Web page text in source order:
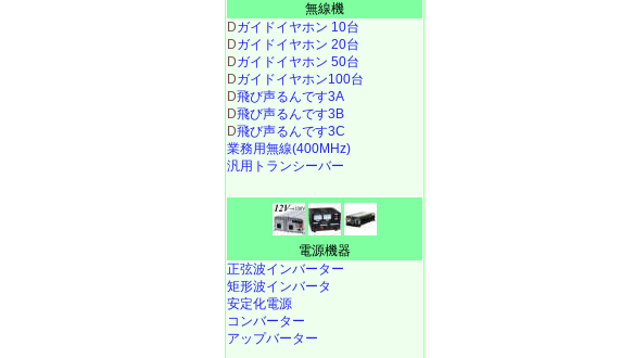
無線機
Dガイドイヤホン 10台
Dガイドイヤホン 20台
Dガイドイヤホン 50台
Dガイドイヤホン100台
D飛び声るんです3A
D飛び声るんです3B
D飛び声るんです3C
業務用無線(400MHz)
汎用トランシーバー
電源機器
正弦波インバーター
矩形波インバータ
安定化電源
コンバーター
アップバーター